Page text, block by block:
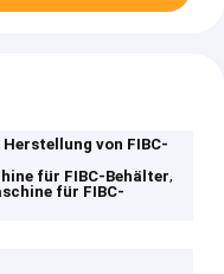
von FIBC-
für FIBC-Behälter,
für FIBC-